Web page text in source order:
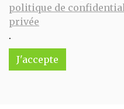
politique de
privée
.
J'accepte
Biscuit bébé à la